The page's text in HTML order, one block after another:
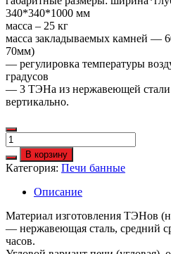
340*340*1000 мм
масса – 25 кг
масса закладываемых камней —
70мм)
— регулировка температуры
градусов
— 3 ТЭНа из нержавеющей
вертикально.
Количество
Электрокаменка
ЭКМ
6
кВт
Компакт
(угловая)
В корзину
Категория: Печи банные
Описание
Материал изготовления ТЭНов
— нержавеющая сталь, средний
часов.